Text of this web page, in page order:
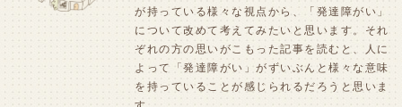
が持っている様々な視点から、「発達障がい」
について改めて考えてみたいと思います。それ
ぞれの方の思いがこもった記事を読むと、人に
よって「発達障がい」がずいぶんと様々な意味
を持っていることが感じられるだろうと思いま